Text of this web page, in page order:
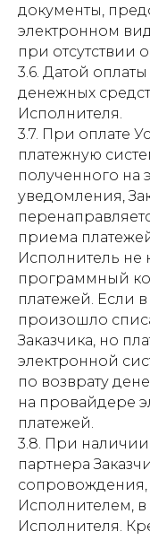
документы,
электронном
при отсутствии
3.6. Датой
денежных
Исполнителя.
3.7. При оплате
платежную
полученного на
уведомления,
приема
Исполнитель не
программный
платежей. Если
произошло
Заказчика, но
электронной
по возврату
на провайдере
платежей.
3.8. При
партнера
сопровождения,
Исполнителем, в
Исполнителя.